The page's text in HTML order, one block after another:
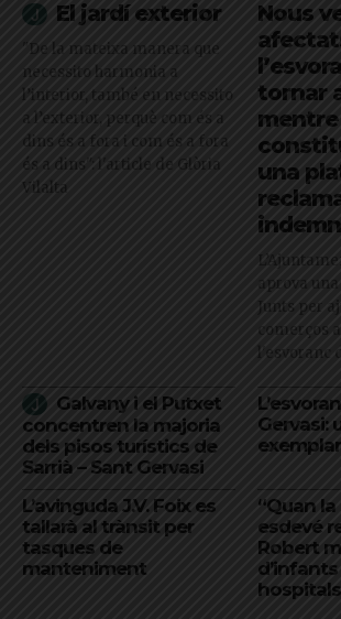
El jardí exterior
"De la mateixa manera que
necessito harmonia a
l’interior, també en necessito
a l’exterior, perquè com és a
dins és a fora i com és a fora
és a dins": l'article de Glòria
Vilalta
Nous
tornar
mentre
una
aprova
Junts per
comerços
l'esvoranc
Galvany i el Putxet
concentren la majoria
dels pisos turístics de
Sarrià – Sant Gervasi
Gervasi:
exemplar
L’avinguda J.V. Foix es
tallarà al trànsit per
tasques de
manteniment
“Quan
esdevé
Robert